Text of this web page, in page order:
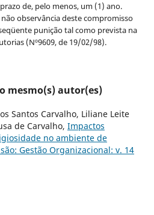
de, pelo menos, um (1) ano.
observância deste compromisso
punição tal como prevista na
(Nº9609, de 19/02/98).
mesmo(s) autor(es)
Santos Carvalho, Liliane Leite
de Carvalho, Impactos
no ambiente de
Gestão Organizacional: v. 14